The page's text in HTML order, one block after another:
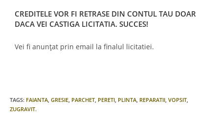
CREDITELE VOR FI RETRASE DIN CONTUL TAU DOAR
DACA VEI CASTIGA LICITATIA. SUCCES!
Vei fi anunțat prin email la finalul licitatiei.
TAGS: FAIANTA, GRESIE, PARCHET, PERETI, PLINTA, REPARATII, VOPSIT,
ZUGRAVIT.